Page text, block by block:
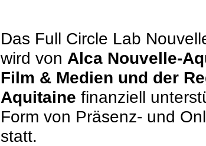
Das Full Circle Lab
wird von Alca Nouvelle-
Film & Medien und der
Aquitainefinanziell
Form von Präsenz- und
statt.